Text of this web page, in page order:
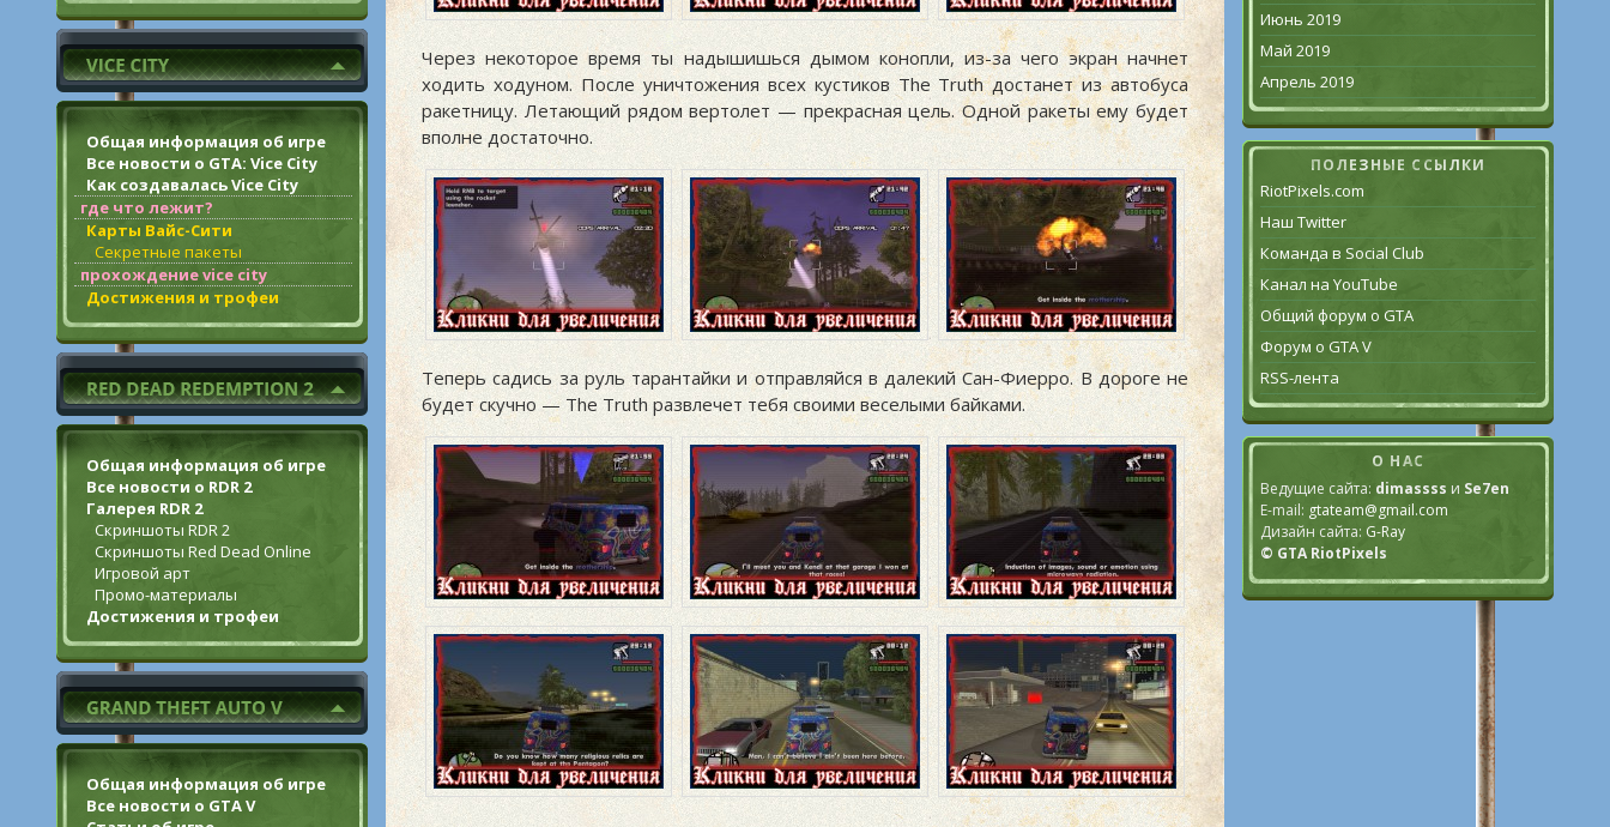
Общая информация об игре
Все новости о GTA: Vice City
Как создавалась Vice City
где что лежит?
Карты Вайс-Сити
Секретные пакеты
прохождение vice city
Достижения и трофеи
Общая информация об игре
Все новости о RDR 2
Галерея RDR 2
Скриншоты RDR 2
Скриншоты Red Dead Online
Игровой арт
Промо-материалы
Достижения и трофеи
Общая информация об игре
Все новости о GTA V
Через некоторое время ты надышишься дымом конопли, из-за чего экран начнет
ходить ходуном. После уничтожения всех кустиков The Truth достанет из автобуса
ракетницу. Летающий рядом вертолет — прекрасная цель. Одной ракеты ему будет
вполне достаточно.
Теперь садись за руль тарантайки и отправляйся в далекий Сан-Фиерро. В дороге не
будет скучно — The Truth развлечет тебя своими веселыми байками.
Июнь 2019
Май 2019
Апрель 2019
ПОЛЕЗНЫЕ ССЫЛКИ
RiotPixels.com
Наш Twitter
Команда в Social Club
Канал на YouTube
Общий форум о GTA
Форум о GTA V
RSS-лента
О НАС
Ведущие сайта: dimassss и Se7en
E-mail: gtateam@gmail.com
Дизайн сайта: G-Ray
© GTA RiotPixels